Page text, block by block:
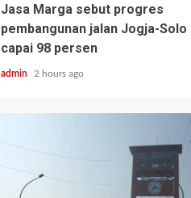
Jasa Marga sebut progres
pembangunan jalan Jogja-Solo
capai 98 persen
admin 2 hours ago